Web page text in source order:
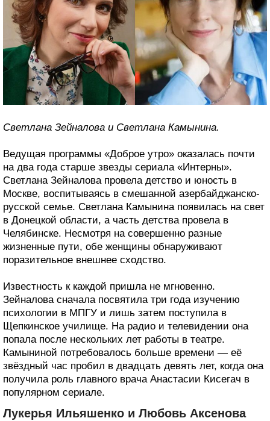
Светлана Зейналова и Светлана Камынина.
Ведущая программы «Доброе утро» оказалась почти
на два года старше звезды сериала «Интерны».
Светлана Зейналова провела детство и юность в
Москве, воспитываясь в смешанной азербайджанско-
русской семье. Светлана Камынина появилась на свет
в Донецкой области, а часть детства провела в
Челябинске. Несмотря на совершенно разные
жизненные пути, обе женщины обнаруживают
поразительное внешнее сходство.
Известность к каждой пришла не мгновенно.
Зейналова сначала посвятила три года изучению
психологии в МПГУ и лишь затем поступила в
Щепкинское училище. На радио и телевидении она
попала после нескольких лет работы в театре.
Камыниной потребовалось больше времени — её
звёздный час пробил в двадцать девять лет, когда она
получила роль главного врача Анастасии Кисегач в
популярном сериале.
Лукерья Ильяшенко и Любовь Аксенова